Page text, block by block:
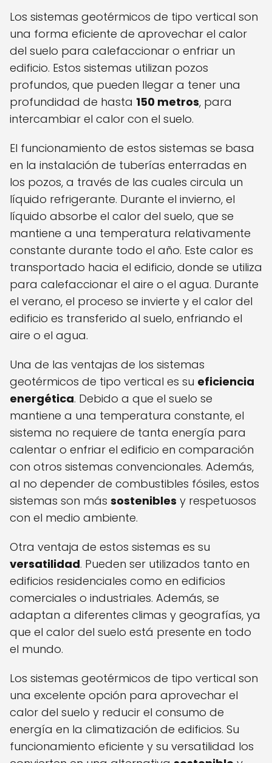
Los sistemas geotérmicos de tipo vertical son
una forma eficiente de aprovechar el calor
del suelo para calefaccionar o enfriar un
edificio. Estos sistemas utilizan pozos
profundos, que pueden llegar a tener una
profundidad de hasta 150 metros, para
intercambiar el calor con el suelo.
El funcionamiento de estos sistemas se basa
en la instalación de tuberías enterradas en
los pozos, a través de las cuales circula un
líquido refrigerante. Durante el invierno, el
líquido absorbe el calor del suelo, que se
mantiene a una temperatura relativamente
constante durante todo el año. Este calor es
transportado hacia el edificio, donde se utiliza
para calefaccionar el aire o el agua. Durante
el verano, el proceso se invierte y el calor del
edificio es transferido al suelo, enfriando el
aire o el agua.
Una de las ventajas de los sistemas
geotérmicos de tipo vertical es su eficiencia
energética. Debido a que el suelo se
mantiene a una temperatura constante, el
sistema no requiere de tanta energía para
calentar o enfriar el edificio en comparación
con otros sistemas convencionales. Además,
al no depender de combustibles fósiles, estos
sistemas son más sostenibles y respetuosos
con el medio ambiente.
Otra ventaja de estos sistemas es su
versatilidad. Pueden ser utilizados tanto en
edificios residenciales como en edificios
comerciales o industriales. Además, se
adaptan a diferentes climas y geografías, ya
que el calor del suelo está presente en todo
el mundo.
Los sistemas geotérmicos de tipo vertical son
una excelente opción para aprovechar el
calor del suelo y reducir el consumo de
energía en la climatización de edificios. Su
funcionamiento eficiente y su versatilidad los